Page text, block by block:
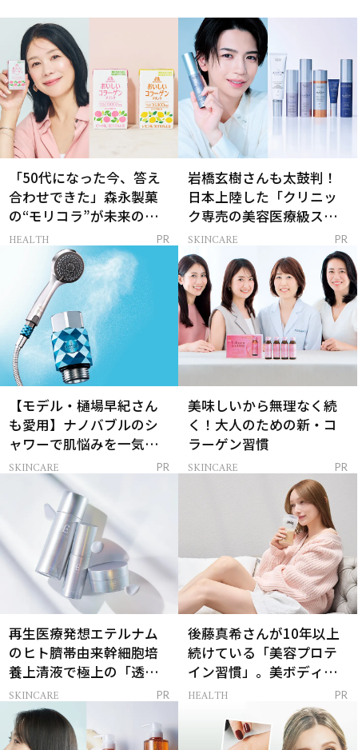
「50代になった今、答え
合わせできた」森永製菓
の“モリコラ”が未来のキ
レイを連れてくる！
HEALTH PR
岩橋玄樹さんも太鼓判！
日本上陸した「クリニッ
ク専売の美容医療級スキ
ンケア」
SKINCARE PR
【モデル・樋場早紀さん
も愛用】ナノバブルのシ
ャワーで肌悩みを一気に
解決
SKINCARE PR
美味しいから無理なく続
く！大人のための新・コ
ラーゲン習慣
SKINCARE PR
再生医療発想エテルナム
のヒト臍帯由来幹細胞培
養上清液で極上の「透明
感ハリ肌」へ
SKINCARE PR
後藤真希さんが10年以上
続けている「美容プロテ
イン習慣」。美ボディを
支える朝ルーティンと
HEALTH PR